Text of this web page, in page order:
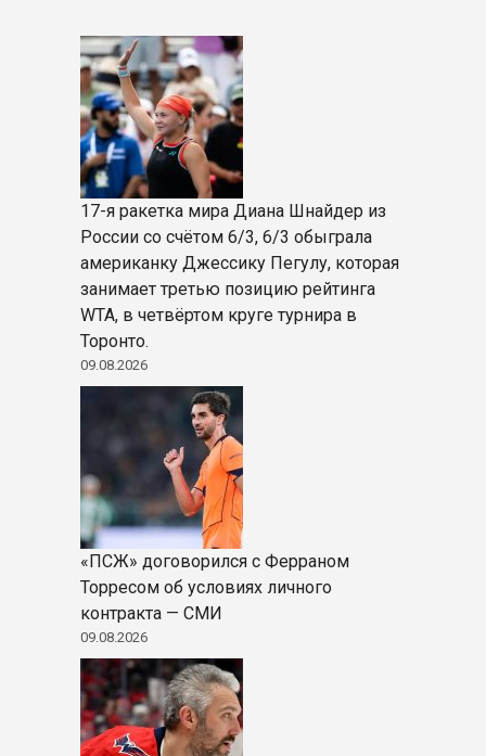
17-я ракетка мира Диана Шнайдер из
России со счётом 6/3, 6/3 обыграла
американку Джессику Пегулу, которая
занимает третью позицию рейтинга
WTA, в четвёртом круге турнира в
Торонто.
09.08.2026
«ПСЖ» договорился с Ферраном
Торресом об условиях личного
контракта — СМИ
09.08.2026